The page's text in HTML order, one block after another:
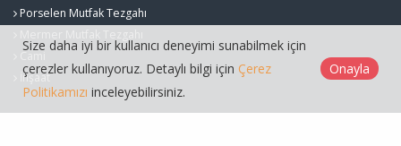
Porselen Mutfak Tezgahı
İnşaat
Size daha iyi bir kullanıcı deneyimi sunabilmek için
çerezler kullanıyoruz. Detaylı bilgi için Çerez
Politikamızı inceleyebilirsiniz.
Onayla